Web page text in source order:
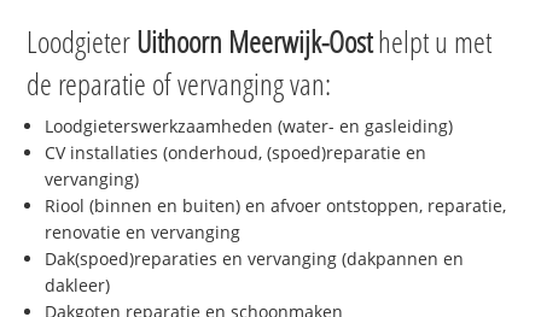
LoodgieterUithoorn Meerwijk-Oosthelpt u met
de reparatie of vervanging van:
Loodgieterswerkzaamheden (water- en gasleiding)
CV installaties (onderhoud, (spoed)reparatie en
vervanging)
Riool (binnen en buiten) en afvoer ontstoppen, reparatie,
renovatie en vervanging
Dak(spoed)reparaties en vervanging (dakpannen en
dakleer)
Dakgoten reparatie en schoonmaken